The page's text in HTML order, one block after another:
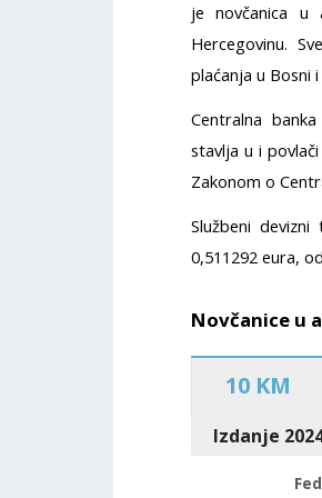
je novčanica u
Hercegovinu.
plaćanja u Bosni
Centralna
stavlja u i
Zakonom o
Službeni
0,511292 eura,
Novčanice u
10 KM
Izdanje